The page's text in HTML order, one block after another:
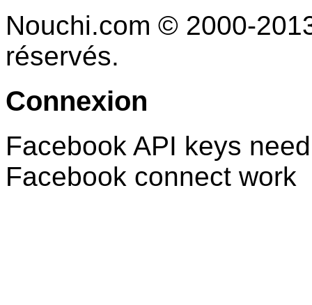
Nouchi.com © 2000-
réservés.
Connexion
Facebook API keys
Facebook connect work